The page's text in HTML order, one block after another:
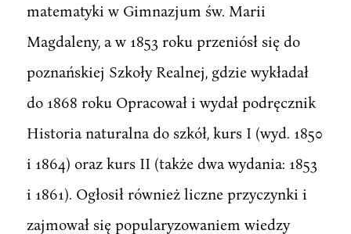
matematyki w Gimnazjum św. Marii
Magdaleny, a w 1853 roku przeniósł się do
poznańskiej Szkoły Realnej, gdzie wykładał
do 1868 roku Opracował i wydał podręcznik
Historia naturalna do szkół, kurs I (wyd. 1850
i 1864) oraz kurs II (także dwa wydania: 1853
i 1861). Ogłosił również liczne przyczynki i
zajmował się popularyzowaniem wiedzy